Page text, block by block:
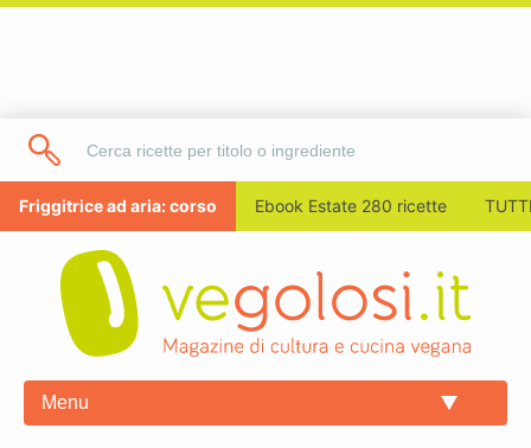
Friggitrice ad aria: corso Ebook Estate 280 ricette
Menu